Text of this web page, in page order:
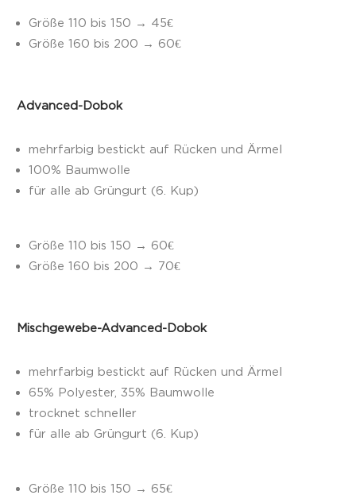
Größe 110 bis 150 → 45€
Größe 160 bis 200 → 60€
Advanced-Dobok
mehrfarbig bestickt auf Rücken und Ärmel
100% Baumwolle
für alle ab Grüngurt (6. Kup)
Größe 110 bis 150 → 60€
Größe 160 bis 200 → 70€
Mischgewebe-Advanced-Dobok
mehrfarbig bestickt auf Rücken und Ärmel
65% Polyester, 35% Baumwolle
trocknet schneller
für alle ab Grüngurt (6. Kup)
Größe 110 bis 150 → 65€